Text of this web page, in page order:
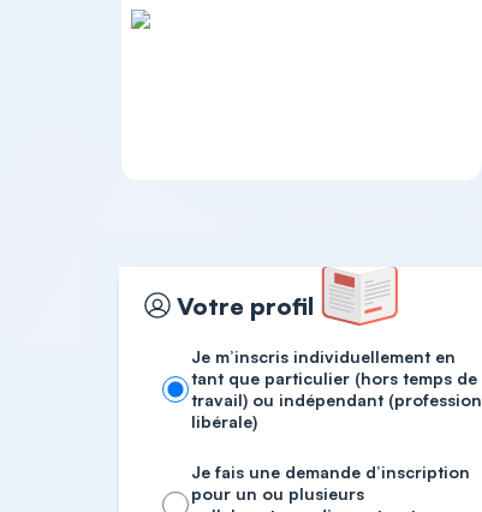
Votre profil
Je m’inscris individuellement en
tant que particulier (hors temps de
travail) ou indépendant (profession
libérale)
Je fais une demande d’inscription
pour un ou plusieurs